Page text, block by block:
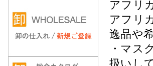
アフリ
アフリ
逸品や
・マス
扱いし